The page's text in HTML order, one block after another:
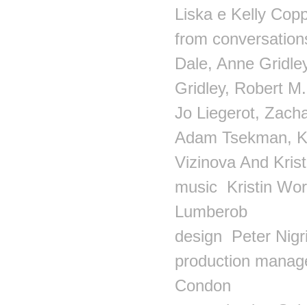
Liska e Kelly
from
Dale, Anne
Gridley, Robert
Jo Liegerot,
Adam Tsekman,
Vizinova And
music Kristin
Lumberob
design Peter
production
Condon